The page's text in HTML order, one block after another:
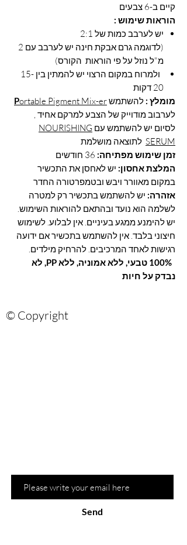
קיים ב-6 צבעים
הוראות שימוש :
יש לערבב כמות של 2:1
(לדוגמה גרם אבקת חינה יש לערבב עם 2
מ"ל נוזל על פי הוראות הקורס)
ולמרוח במקום הרצוי יש להמתין בין 15-
20 דקות
מומלץ : להשתמש Portable Pigment Mix-er
לערבוב מודוייק של הצבע למרקם אחיד ,
לסיום יש להשתמש עם NOURISHING
SERUM לתוצאה מושלמת
זמן שימוש מפתיחה: 36 חודשים
המלצת אחסון: יש לאחסן את התכשיר
במקום מאוורר ויבש ובטמפרטורה החדר
אזהרה: יש להשתמש בתכשיר רק למטרה
לשלמה הוא נועד ובהתאם להוראות השימוש.
יש להימנע ממגע בעיניים. אין לבלוע. לשימוש
חיצוני בלבד. אין להשתמש בתכשיר אם ידועה
רגישות לאחד המרכיבים. להרחיק מילדים.
100% טבעי, ללא אמוניה, ללא PP, לא
נבדק על חיות
© Copyright
Send